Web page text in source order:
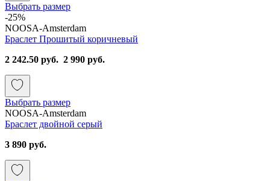
Выбрать размер
-25%
NOOSA-Amsterdam
Браслет Прошитый коричневый
2 242.50 руб. 2 990 руб.
Выбрать размер
NOOSA-Amsterdam
Браслет двойной серый
3 890 руб.